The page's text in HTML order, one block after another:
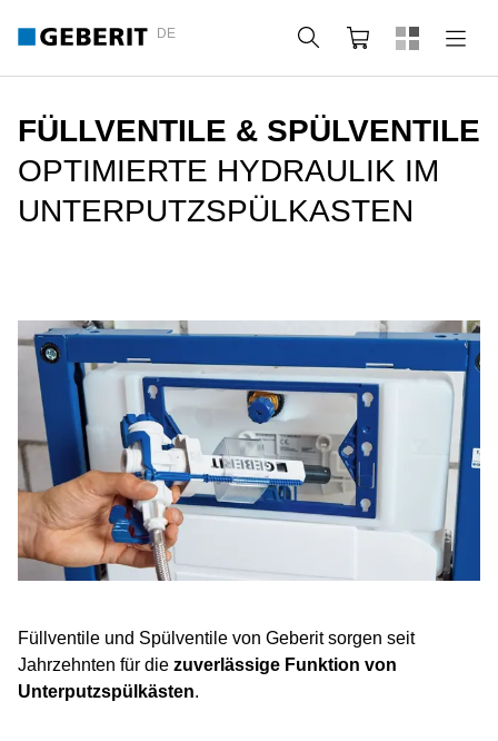
DE Suche Webshop
FÜLLVENTILE & SPÜLVENTILE
OPTIMIERTE HYDRAULIK IM
UNTERPUTZSPÜLKASTEN
Füllventile und Spülventile von Geberit sorgen seit
Jahrzehnten für die zuverlässige Funktion von
Unterputzspülkästen.